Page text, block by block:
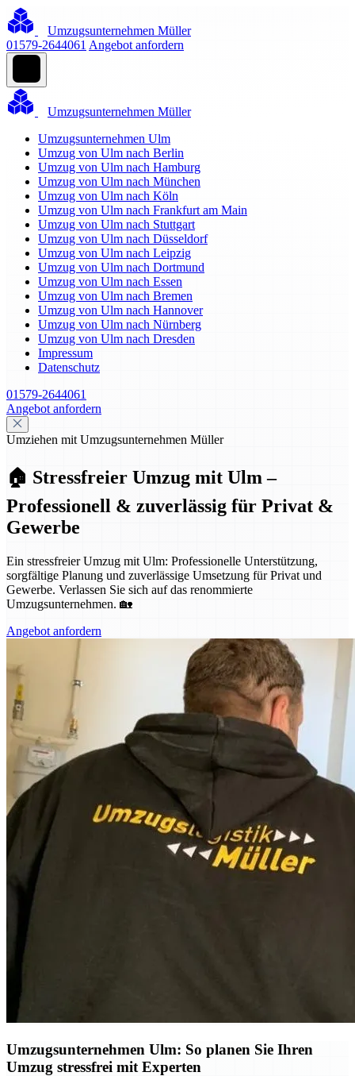
Umzugsunternehmen Müller
01579-2644061 Angebot anfordern
Umzugsunternehmen Müller
Umzugsunternehmen Ulm
Umzug von Ulm nach Berlin
Umzug von Ulm nach Hamburg
Umzug von Ulm nach München
Umzug von Ulm nach Köln
Umzug von Ulm nach Frankfurt am Main
Umzug von Ulm nach Stuttgart
Umzug von Ulm nach Düsseldorf
Umzug von Ulm nach Leipzig
Umzug von Ulm nach Dortmund
Umzug von Ulm nach Essen
Umzug von Ulm nach Bremen
Umzug von Ulm nach Hannover
Umzug von Ulm nach Nürnberg
Umzug von Ulm nach Dresden
Impressum
Datenschutz
01579-2644061
Angebot anfordern
Umziehen mit Umzugsunternehmen Müller
🏠 Stressfreier Umzug mit Ulm –
Professionell & zuverlässig für Privat &
Gewerbe
Ein stressfreier Umzug mit Ulm: Professionelle Unterstützung,
sorgfältige Planung und zuverlässige Umsetzung für Privat und
Gewerbe. Verlassen Sie sich auf das renommierte
Umzugsunternehmen. 🏡
Angebot anfordern
Umzugsunternehmen Ulm: So planen Sie Ihren
Umzug stressfrei mit Experten